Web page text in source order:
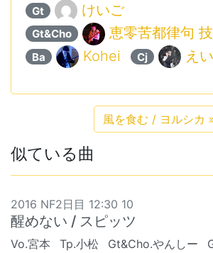
Gt けいご
Gt&Cho 恵零苦都律句
Ba Kohei Cj え
風を食む / ヨルシカ
似ている曲
2016 NF2日目 12:30 10
醒めない / スピッツ
Vo.宮本 Tp.小松 Gt&Cho.やんしー